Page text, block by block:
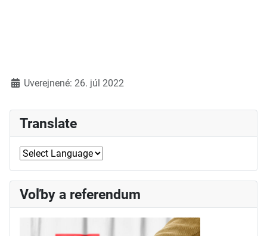
Translate
Voľby a referendum
DetailyUverejnené: 26. júl 2022